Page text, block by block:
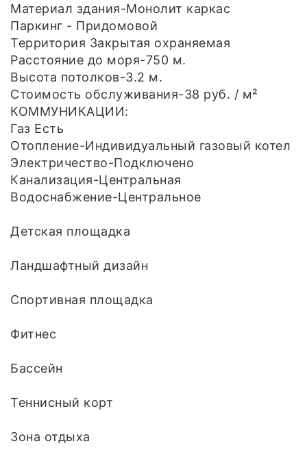
Материал здания-Монолит каркас
Паркинг - Придомовой
Территория Закрытая охраняемая
Расстояние до моря-750 м.
Высота потолков-3.2 м.
Стоимость обслуживания-38 руб. / м²
КОММУНИКАЦИИ:
Газ Есть
Отопление-Индивидуальный газовый котел
Электричество-Подключено
Канализация-Центральная
Водоснабжение-Центральное
Детская площадка
Ландшафтный дизайн
Спортивная площадка
Фитнес
Бассейн
Теннисный корт
Зона отдыха